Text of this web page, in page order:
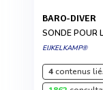
BARO-DIVER
SONDE POUR
EIJKELKAMP®
4contenus